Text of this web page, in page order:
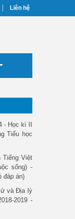
Liên hệ
- Học kì II
Tiểu học
Việt
sống) -
đáp án)
và Địa lý
2019 -